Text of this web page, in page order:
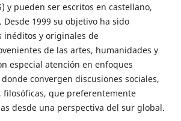
y pueden ser escritos en castellano,
1999 su objetivo ha sido
y originales de
de las artes, humanidades y
especial atención en enfoques
convergen discusiones sociales,
filosóficas, que preferentemente
desde una perspectiva del sur global.